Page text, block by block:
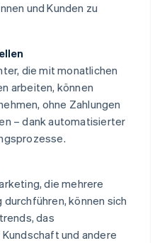
und Kunden zu
die mit monatlichen
arbeiten, können
ohne Zahlungen
– dank automatisierter
die mehrere
können sich
das
und andere